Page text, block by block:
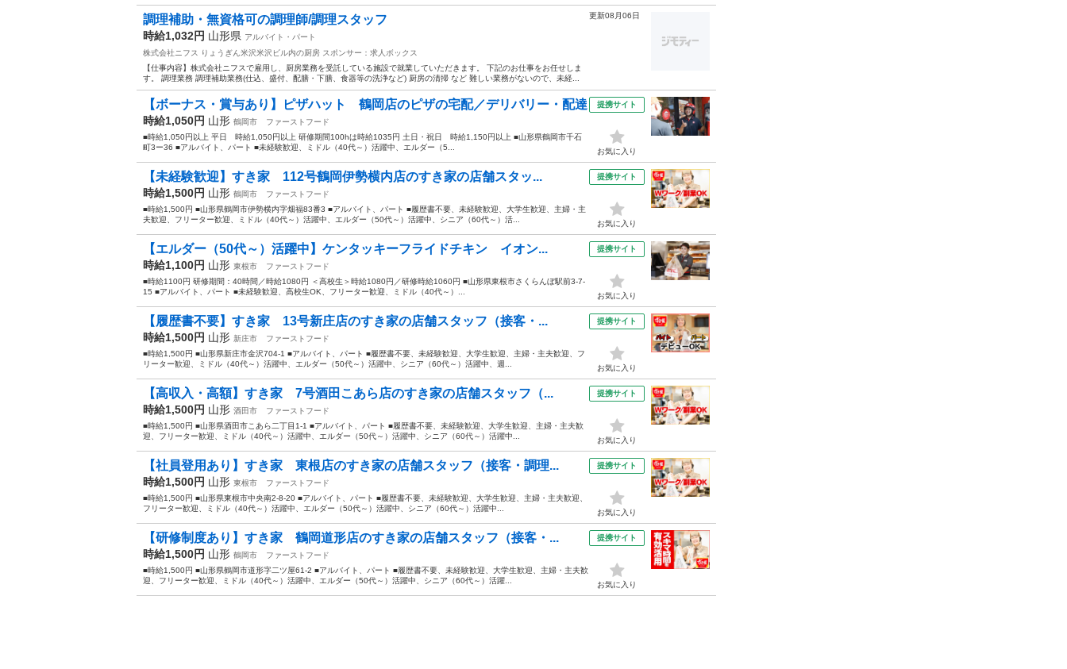
調理補助・無資格可の調理師/調理スタッフ
時給1,032円 山形県 アルバイト・パート
株式会社ニフス りょうぎん米沢米沢ビル内の厨房 スポンサー：求人ボックス
【仕事内容】株式会社ニフスで雇用し、厨房業務を受託している施設で就業していただきます。 下記のお仕事をお任せしま
す。 調理業務 調理補助業務(仕込、盛付、配膳・下膳、食器等の洗浄など) 厨房の清掃 など 難しい業務がないので、未経...
更新08月06日
【ボーナス・賞与あり】ピザハット 鶴岡店のピザの宅配／デリバリー・配達
時給1,050円 山形 鶴岡市
ファーストフード
■時給1,050円以上 平日 時給1,050円以上 研修期間100hは時給1035円 土日・祝日 時給1,150円以上 ■山形県鶴岡市千石
町3ー36 ■アルバイト、パート ■未経験歓迎、ミドル（40代～）活躍中、エルダー（5...
提携サイト
お気に入り
【未経験歓迎】すき家 112号鶴岡伊勢横内店のすき家の店舗スタッ...
時給1,500円 山形 鶴岡市
ファーストフード
■時給1,500円 ■山形県鶴岡市伊勢横内字畑福83番3 ■アルバイト、パート ■履歴書不要、未経験歓迎、大学生歓迎、主婦・主
夫歓迎、フリーター歓迎、ミドル（40代～）活躍中、エルダー（50代～）活躍中、シニア（60代～）活...
提携サイト
お気に入り
【エルダー（50代～）活躍中】ケンタッキーフライドチキン イオン...
時給1,100円 山形 東根市
ファーストフード
■時給1100円 研修期間：40時間／時給1080円 ＜高校生＞時給1080円／研修時給1060円 ■山形県東根市さくらんぼ駅前3-7-
15 ■アルバイト、パート ■未経験歓迎、高校生OK、フリーター歓迎、ミドル（40代～）...
提携サイト
お気に入り
【履歴書不要】すき家 13号新庄店のすき家の店舗スタッフ（接客・...
時給1,500円 山形 新庄市
ファーストフード
■時給1,500円 ■山形県新庄市金沢704-1 ■アルバイト、パート ■履歴書不要、未経験歓迎、大学生歓迎、主婦・主夫歓迎、フ
リーター歓迎、ミドル（40代～）活躍中、エルダー（50代～）活躍中、シニア（60代～）活躍中、週...
提携サイト
お気に入り
【高収入・高額】すき家 7号酒田こあら店のすき家の店舗スタッフ（...
時給1,500円 山形 酒田市
ファーストフード
■時給1,500円 ■山形県酒田市こあら二丁目1-1 ■アルバイト、パート ■履歴書不要、未経験歓迎、大学生歓迎、主婦・主夫歓
迎、フリーター歓迎、ミドル（40代～）活躍中、エルダー（50代～）活躍中、シニア（60代～）活躍中...
提携サイト
お気に入り
【社員登用あり】すき家 東根店のすき家の店舗スタッフ（接客・調理...
時給1,500円 山形 東根市
ファーストフード
■時給1,500円 ■山形県東根市中央南2-8-20 ■アルバイト、パート ■履歴書不要、未経験歓迎、大学生歓迎、主婦・主夫歓迎、
フリーター歓迎、ミドル（40代～）活躍中、エルダー（50代～）活躍中、シニア（60代～）活躍中...
提携サイト
お気に入り
【研修制度あり】すき家 鶴岡道形店のすき家の店舗スタッフ（接客・...
時給1,500円 山形 鶴岡市
ファーストフード
■時給1,500円 ■山形県鶴岡市道形字二ツ屋61-2 ■アルバイト、パート ■履歴書不要、未経験歓迎、大学生歓迎、主婦・主夫歓
迎、フリーター歓迎、ミドル（40代～）活躍中、エルダー（50代～）活躍中、シニア（60代～）活躍...
提携サイト
お気に入り